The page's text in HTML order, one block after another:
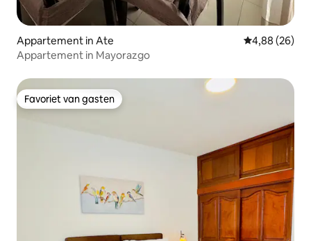
Appartement in Ate Gemiddelde
4,88 (26)
Appartement in Mayorazgo
Favoriet van gasten
Favoriet van gasten